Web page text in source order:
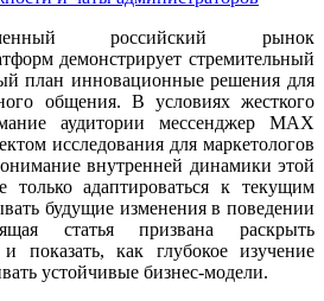
российский рынок
демонстрирует стремительный
план инновационные решения для
общения. В условиях жесткого
аудитории мессенджер MAX
исследования для маркетологов
внутренней динамики этой
только адаптироваться к текущим
будущие изменения в поведении
статья призвана раскрыть
показать, как глубокое изучение
устойчивые бизнес-модели.